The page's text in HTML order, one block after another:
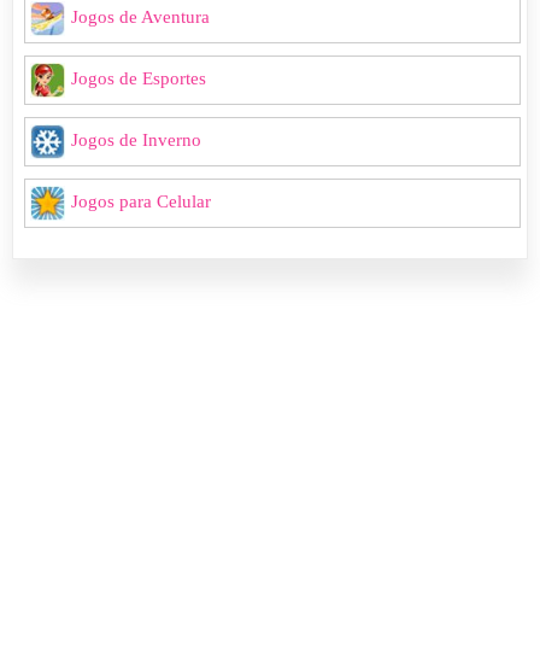
Jogos de Aventura
Jogos de Esportes
Jogos de Inverno
Jogos para Celular